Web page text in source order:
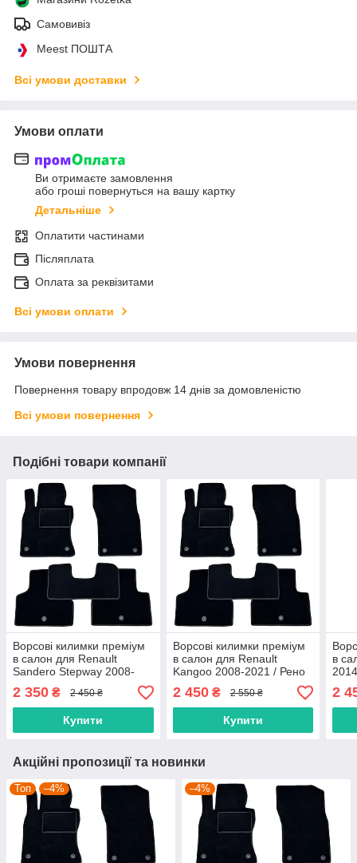
Самовивіз
Meest ПОШТА
Всі умови доставки
Умови оплати
Ви отримаєте замовлення
або гроші повернуться на вашу картку
Детальніше
Оплатити частинами
Післяплата
Оплата за реквізитами
Всі умови оплати
Умови повернення
Повернення товару впродовж 14 днів за домовленістю
Всі умови повернення
Подібні товари компанії
Ворсові килимки преміум
в салон для Renault
Sandero Stepway 2008-
2020 / Рено Сандеро
Степвей килимки
2 350 ₴ 2 450 ₴
Купити
Ворсові килимки преміум
в салон для Renault
Kangoo 2008-2021 / Рено
Канго килимки
2 450₴ 2 550 ₴
Купити
в
2
Акційні пропозиції та новинки
Топ –4% –4%